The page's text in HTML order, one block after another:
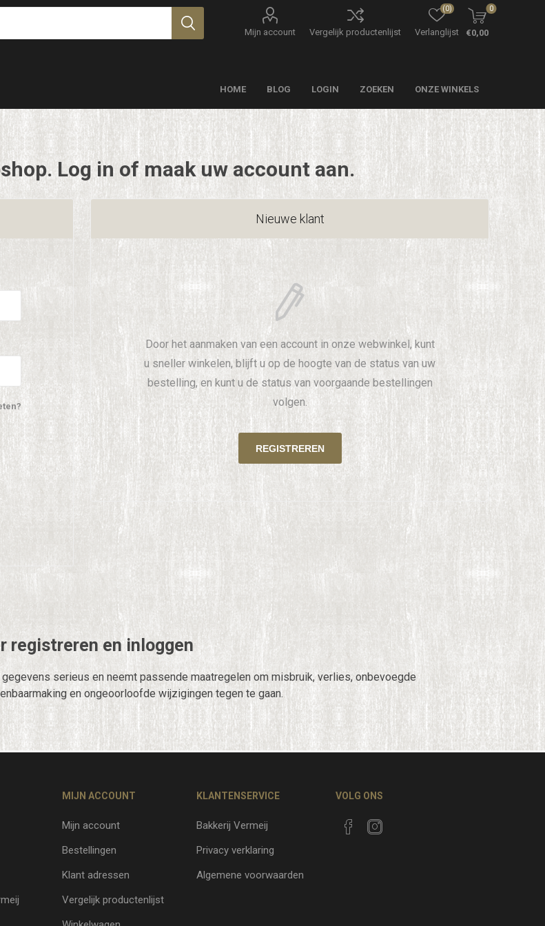
Mijn account Vergelijk productenlijst Verlanglijst
(0) 0
€0,00
HOME BLOG LOGIN ZOEKEN ONZE WINKELS
Log in of maak uw account aan.
Nieuwe klant
Door het aanmaken van een account in onze webwinkel, kunt
u sneller winkelen, blijft u op de hoogte van de status van uw
bestelling, en kunt u de status van voorgaande bestellingen
volgen.
registreren en inloggen
serieus en neemt passende maatregelen om misbruik, verlies, onbevoegde
en ongeoorloofde wijzigingen tegen te gaan.
MIJN ACCOUNT
Mijn account
Bestellingen
Klant adressen
Vergelijk productenlijst
KLANTENSERVICE
Bakkerij Vermeij
Privacy verklaring
Algemene voorwaarden
VOLG ONS